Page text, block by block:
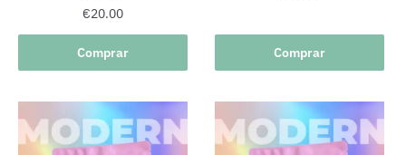
€20.00
Comprar Comprar